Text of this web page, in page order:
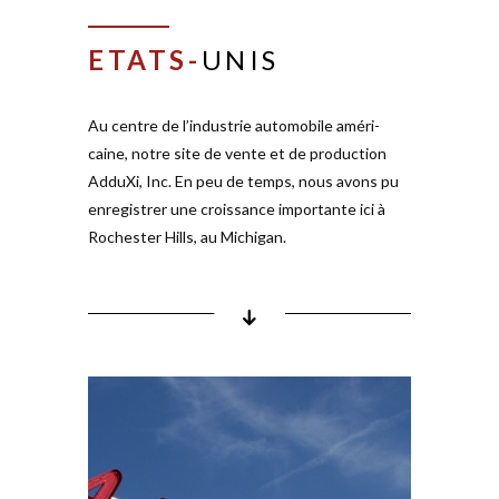
Fon­dation:
Gamme de ser­vices:
CON TACT
AdduXi, Inc.
MI
ETATS- UNIS
Au centre de l’in­dustrie auto­mobile amé­ri­
caine, notre site de vente et de pro­duction
AdduXi, Inc. En peu de temps, nous avons pu
enre­gistrer une crois­sance importante ici à
Rochester Hills, au Michigan.